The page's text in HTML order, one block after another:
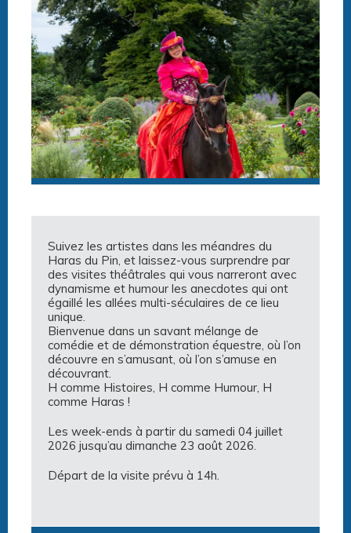
Suivez les artistes dans les méandres du
Haras du Pin, et laissez-vous surprendre par
des visites théâtrales qui vous narreront avec
dynamisme et humour les anecdotes qui ont
égaillé les allées multi-séculaires de ce lieu
unique.
Bienvenue dans un savant mélange de
comédie et de démonstration équestre, où l’on
découvre en s’amusant, où l’on s’amuse en
découvrant.
H comme Histoires, H comme Humour, H
comme Haras !
Les week-ends à partir du samedi 04 juillet
2026 jusqu’au dimanche 23 août 2026.
Départ de la visite prévu à 14h.